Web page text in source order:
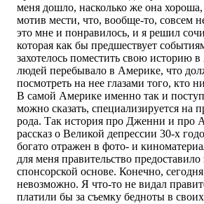
меня дошло, насколько же она
мотив мести, что, вообще-то, совсем
это мне и понравилось, и я решил
которая как бы предшествует
захотелось поместить свою историю
людей перебывало в Америке, что
посмотреть на нее глазами того, кто
В самой Америке именно так и
можно сказать, специализируется на
рода. Так история про Дженни и про
рассказ о Великой депрессии 30-х
богато отражен в фото- и
для меня правительство
спонсорской основе. Конечно,
невозможно. Я что-то не видал
платили бы за съемку бедноты в